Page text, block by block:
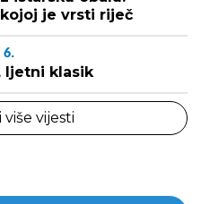
je vrsti riječ
6.
ljetni klasik
više vijesti